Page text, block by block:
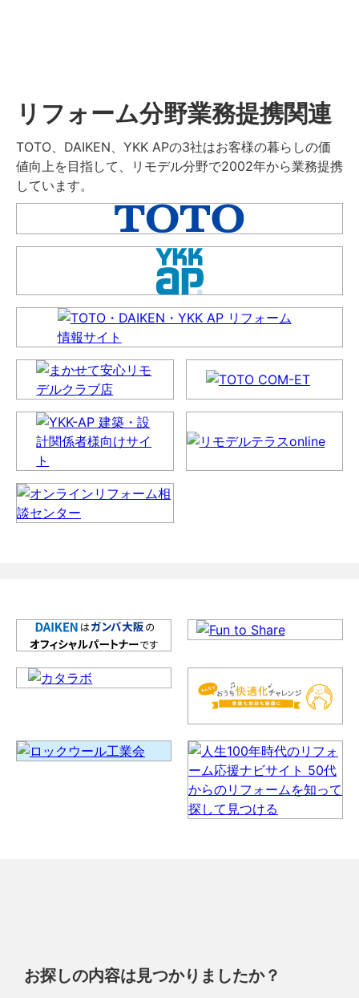
リフォーム分野業務提携関連
TOTO、DAIKEN、YKK APの3社はお客様の暮らしの価
値向上を目指して、リモデル分野で2002年から業務提携
しています。
お探しの内容は見つかりましたか？